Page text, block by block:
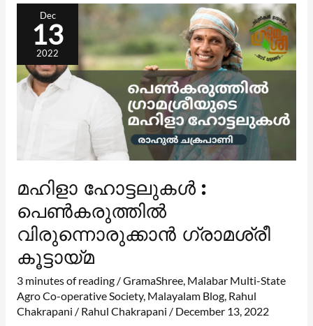
Dec
13
2022
മഹിളാ ഹോട്ടലുകൾ :
പെൺകരുത്തിൽ
വിരുന്നൊരുക്കാൻ ഗ്രാമശ്രീ
കൂട്ടായ്മ
3 minutes of reading/GramaShree, Malabar Multi-State
Agro Co-operative Society, Malayalam Blog, Rahul
Chakrapani / Rahul Chakrapani / December 13, 2022
മഹിളാ
ഹോട്ടലുകൾ
:
പെൺകരുത്തിൽ
വിരുന്നൊരുക്കാൻ
ഗ്രാമശ്രീ
കൂട്ടായ്മ